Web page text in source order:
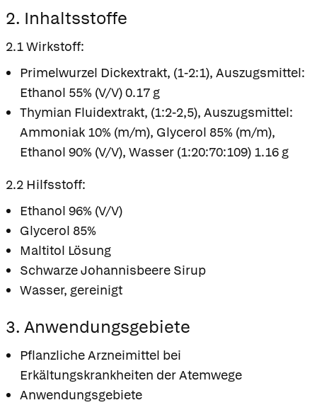
2. Inhaltsstoffe
2.1 Wirkstoff:
Primelwurzel Dickextrakt, (1-2:1), Auszugsmittel:
Ethanol 55% (V/V) 0.17 g
Thymian Fluidextrakt, (1:2-2,5), Auszugsmittel:
Ammoniak 10% (m/m), Glycerol 85% (m/m),
Ethanol 90% (V/V), Wasser (1:20:70:109) 1.16 g
2.2 Hilfsstoff:
Ethanol 96% (V/V)
Glycerol 85%
Maltitol Lösung
Schwarze Johannisbeere Sirup
Wasser, gereinigt
3. Anwendungsgebiete
Pflanzliche Arzneimittel bei
Erkältungskrankheiten der Atemwege
Anwendungsgebiete